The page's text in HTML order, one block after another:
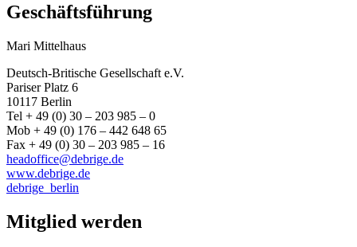
Geschäftsführung
Mari Mittelhaus
Deutsch-Britische Gesellschaft e.V.
Pariser Platz 6
10117 Berlin
Tel + 49 (0) 30 – 203 985 – 0
Mob + 49 (0) 176 – 442 648 65
Fax + 49 (0) 30 – 203 985 – 16
headoffice@debrige.de
www.debrige.de
debrige_berlin
Mitglied werden